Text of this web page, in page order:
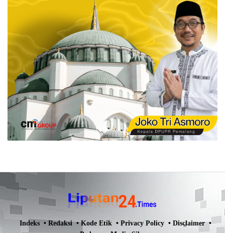
Indeks Redaksi Kode Etik Privacy Policy
Disclaimer